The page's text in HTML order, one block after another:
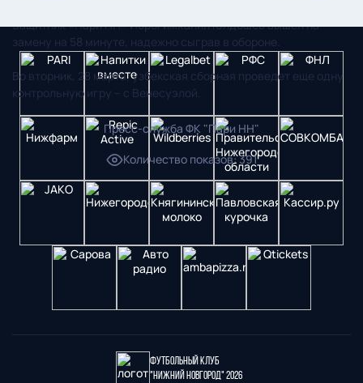
Защитник «Пари НН» Иброгимхалил Юлдошев вышел на
замену на 58 минуте, надежно сыграв в обороне.
Во вторник, 28 марта, узбекская сборная проведет еще одну
контрольную игру – с Венесуэлой.
Пресс-служба ФК "Пари НН"
Количество показов:391
Футбольный клуб
"Нижний Новгород" 2026